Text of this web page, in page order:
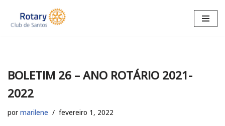
Pular
BOLETIM 26 – ANO ROTÁRIO 2021-
2022
por marilene fevereiro 1, 2022